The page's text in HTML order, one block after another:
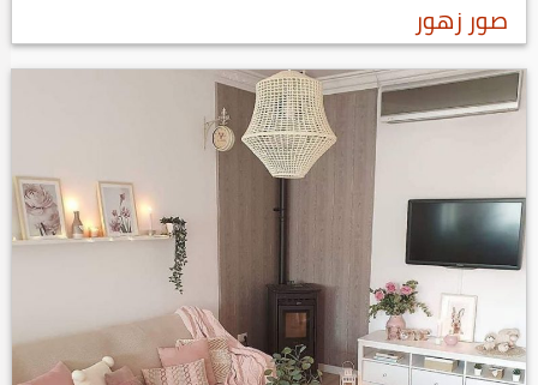
صور زهور